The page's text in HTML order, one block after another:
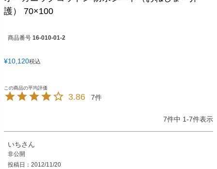
護） 70×100
商品番号 16-010-01-2
¥10,120税込
3.86 7
7件中 1-7件表示
いち
非公開
投稿日
2012/11/20